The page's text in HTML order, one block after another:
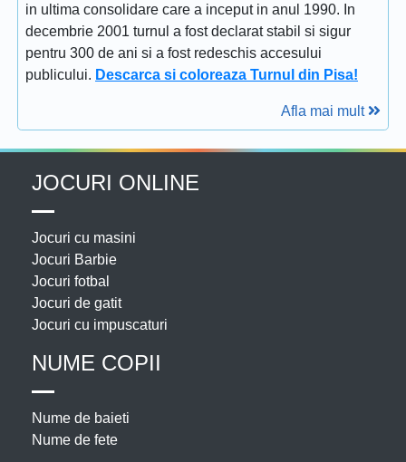
in ultima consolidare care a inceput in anul 1990. In
decembrie 2001 turnul a fost declarat stabil si sigur
pentru 300 de ani si a fost redeschis accesului
publicului. Descarca si coloreaza Turnul din Pisa!
Afla mai mult
JOCURI ONLINE
Jocuri cu masini
Jocuri Barbie
Jocuri fotbal
Jocuri de gatit
Jocuri cu impuscaturi
NUME COPII
Nume de baieti
Nume de fete